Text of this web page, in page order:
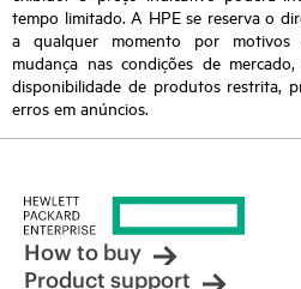
tempo limitado. A HPE se reserva o
a qualquer momento por motivos
mudança nas condições de
disponibilidade de produtos restrita,
erros em anúncios.
How to buy
Product support